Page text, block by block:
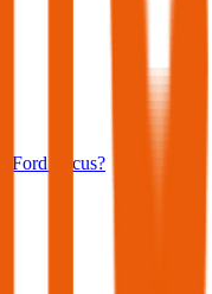
Ford Focus?